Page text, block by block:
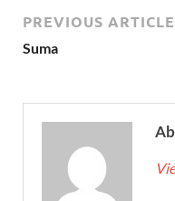
PREVIOUS ARTICLE
Suma